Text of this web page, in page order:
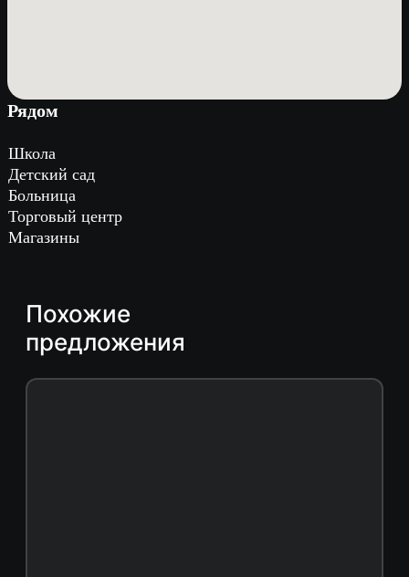
Рядом
Школа
Детский сад
Больница
Торговый центр
Магазины
Похожие
предложения